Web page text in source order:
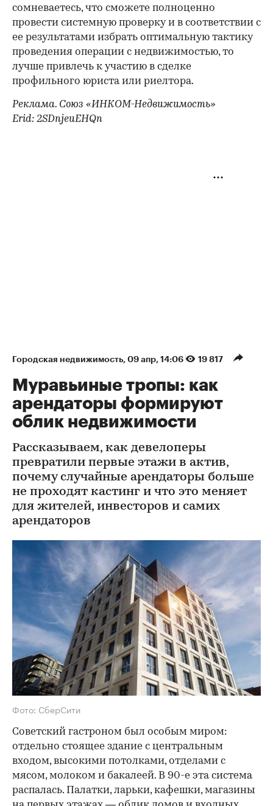
сомневаетесь, что сможете полноценно
провести системную проверку и в соответствии с
ее результатами избрать оптимальную тактику
проведения операции с недвижимостью, то
лучше привлечь к участию в сделке
профильного юриста или риелтора.
Реклама. Союз «ИНКОМ-Недвижимость»
Erid: 2SDnjeuEHQn
Городская недвижимость⁠, 09 апр, 14:06 19 817
Муравьиные тропы: как
арендаторы формируют
облик недвижимости
Рассказываем, как девелоперы
превратили первые этажи в актив,
почему случайные арендаторы больше
не проходят кастинг и что это меняет
для жителей, инвесторов и самих
арендаторов
Фото: СберСити
Советский гастроном был особым миром:
отдельно стоящее здание с центральным
входом, высокими потолками, отделами с
мясом, молоком и бакалеей. В 90-е эта система
распалась. Палатки, ларьки, кафешки, магазины